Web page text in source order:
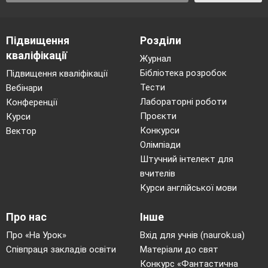
Підвищення
кваліфікації
Підвищення кваліфікації
Вебінари
Конференції
Курси
Вектор
Розділи
Журнал
Бібліотека розробок
Тести
Лабораторні роботи
Проєкти
Конкурси
Олімпіади
Штучний інтелект для
вчителів
Курси англійської мови
Про нас
Про «На Урок»
Співпраця закладів освіти
Інше
Вхід для учнів (naurok.ua)
Матеріали до свят
Конкурс «Фантастична